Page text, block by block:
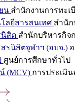
น สำนักงานการทะเ
ลยีสารสนเทศ สำนัก
นิสิต สำนักบริหารกิจ
รนิสิตจุฬาฯ (อบจ.)
ศูนย์การศึกษาทั่วไป
(MCV) การประเมิ